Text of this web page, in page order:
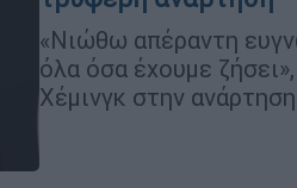
«Νιώθω απέραντη
όλα όσα έχουμε
Χέμινγκ στην